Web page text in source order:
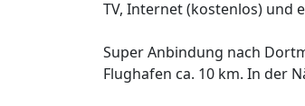
TV, Internet (kostenlos) und
Super Anbindung nach
Flughafen ca. 10 km. In der